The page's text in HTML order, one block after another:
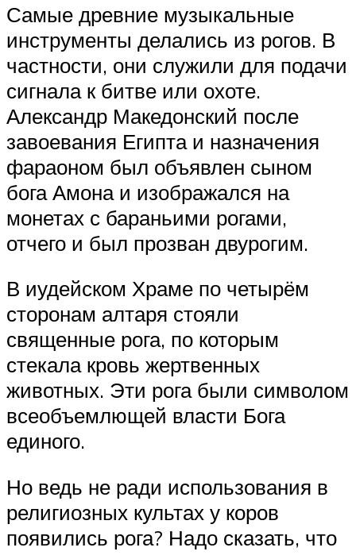
Самые древние музыкальные
инструменты делались из рогов. В
частности, они служили для подачи
сигнала к битве или охоте.
Александр Македонский после
завоевания Египта и назначения
фараоном был объявлен сыном
бога Амона и изображался на
монетах с бараньими рогами,
отчего и был прозван двурогим.
В иудейском Храме по четырём
сторонам алтаря стояли
священные рога, по которым
стекала кровь жертвенных
животных. Эти рога были символом
всеобъемлющей власти Бога
единого.
Но ведь не ради использования в
религиозных культах у коров
появились рога? Надо сказать, что